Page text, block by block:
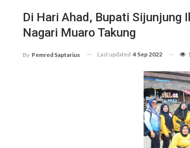
Di Hari Ahad, Bupati Sijunjung
Nagari Muaro Takung
By Pemred Saptarius Last updated 4 Sep 2022